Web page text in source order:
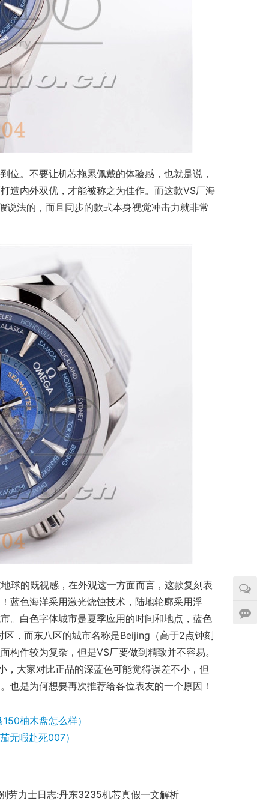
位。不要让机芯拖累佩戴的体验感，也就是说，
造内外双优，才能被称之为佳作。而这款VS厂海
法的，而且同步的款式本身视觉冲击力就非常
球的既视感，在外观这一方面而言，这款复刻表
蓝色海洋采用激光烧蚀技术，陆地轮廓采用浮
。白色字体城市是夏季应用的时间和地点，蓝色
，而东八区的城市名称是Beijing（高于2点钟刻
件较为复杂，但是VS厂要做到精致并不容易。
大家对比正品的深蓝色可能觉得误差不小，但
也是为何想要再次推荐给各位表友的一个原因！
柚木盘怎么样）
无暇赴死007）
劳力士日志:丹东3235机芯真假一文解析